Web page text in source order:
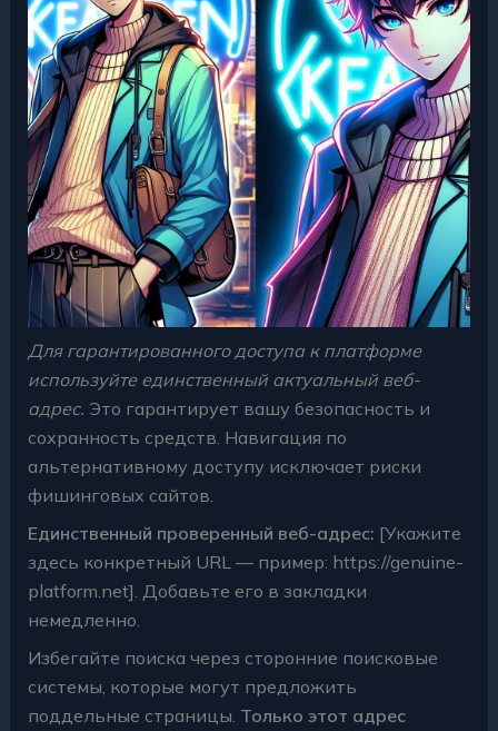
Для гарантированного доступа к платформе
используйте единственный актуальный веб-
адрес. Это гарантирует вашу безопасность и
сохранность средств. Навигация по
альтернативному доступу исключает риски
фишинговых сайтов.
Единственный проверенный веб-адрес: [Укажите
здесь конкретный URL — пример: https://genuine-
platform.net]. Добавьте его в закладки
немедленно.
Избегайте поиска через сторонние поисковые
системы, которые могут предложить
поддельные страницы. Только этот адрес